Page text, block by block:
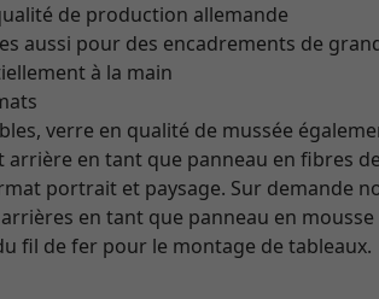
de production allemande
aussi pour des encadrements de
à la main
verre en qualité de mussée
en tant que panneau en fibres
portrait et paysage. Sur demande
en tant que panneau en
fil de fer pour le montage de tableaux.